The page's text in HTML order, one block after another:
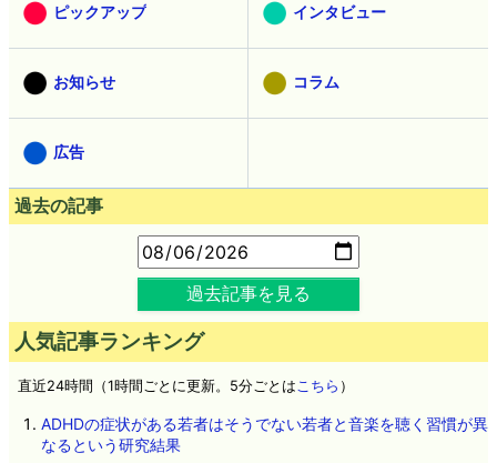
ピックアップ インタビュー
お知らせ コラム
広告
過去の記事
過去記事を見る
人気記事ランキング
直近24時間（1時間ごとに更新。5分ごとは こちら ）
ADHDの症状がある若者はそうでない若者と音楽を聴く習慣が異
なるという研究結果